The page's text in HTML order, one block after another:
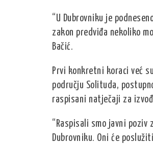
“U Dubrovniku je
zakon predviđa nekoliko
Bačić.
Prvi konkretni koraci već
području Solituda,
raspisani natječaji za
“Raspisali smo javni
Dubrovniku. Oni će